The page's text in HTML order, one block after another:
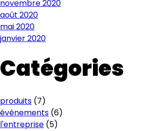
novembre 2020
août 2020
mai 2020
janvier 2020
Catégories
produits (7)
événements (6)
l'entreprise (5)